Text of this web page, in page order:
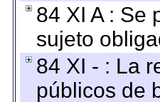
84 XI A : Se
sujeto
84 XI - : La
públicos de